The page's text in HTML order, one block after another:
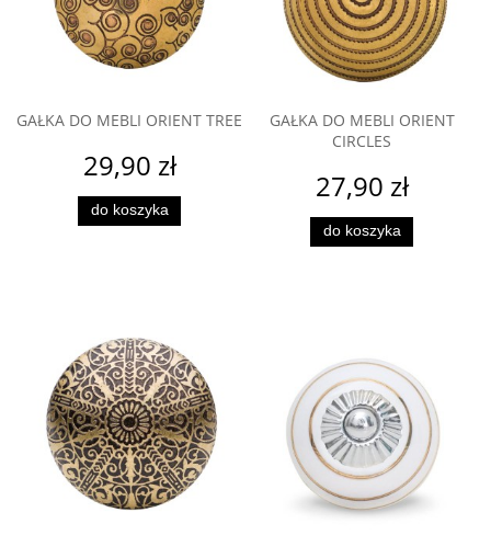
GAŁKA DO MEBLI ORIENT TREE
29,90 zł
do koszyka
GAŁKA DO MEBLI ORIENT
CIRCLES
27,90 zł
do koszyka